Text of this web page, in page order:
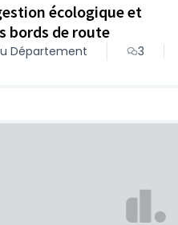
écologique et
bords de route
Département
3